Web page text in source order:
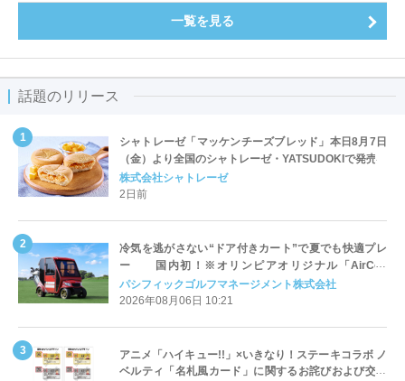
一覧を見る
話題のリリース
シャトレーゼ「マッケンチーズブレッド」本日8月7日
（金）より全国のシャトレーゼ・YATSUDOKIで発売
株式会社シャトレーゼ
2日前
冷気を逃がさない“ドア付きカート”で夏でも快適プレ
ー 国内初！※オリンピアオリジナル「AirCon
Cart（エアコンカート）」導入 | ＰＧＭ
パシフィックゴルフマネージメント株式会社
2026年08月06日 10:21
アニメ「ハイキュー!!」×いきなり！ステーキコラボ ノ
ベルティ「名札風カード」に関するお詫びおよび交換